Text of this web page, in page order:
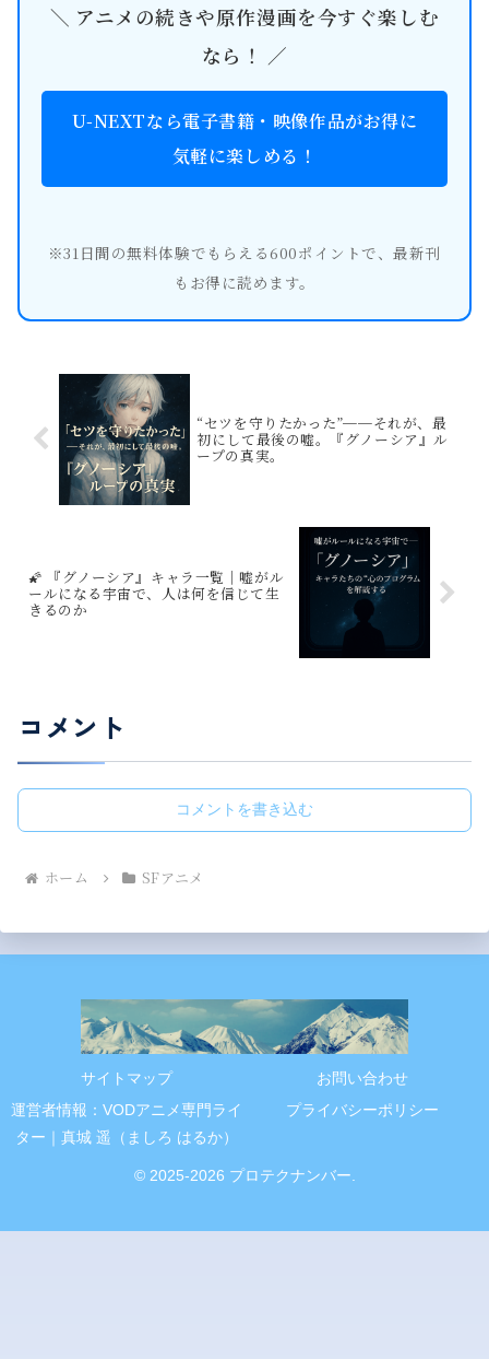
＼ アニメの続きや原作漫画を今すぐ楽しむ
なら！ ／
U-NEXTなら電子書籍・映像作品がお得に
気軽に楽しめる！
※31日間の無料体験でもらえる600ポイントで、最新刊
もお得に読めます。
“セツを守りたかった”──それが、最
初にして最後の嘘。『グノーシア』ル
ープの真実。
🌠 『グノーシア』キャラ一覧｜嘘がル
ールになる宇宙で、人は何を信じて生
きるのか
コメント
コメントを書き込む
ホーム SFアニメ
サイトマップ
お問い合わせ
運営者情報：VODアニメ専門ライ
ター｜真城 遥（ましろ はるか）
プライバシーポリシー
© 2025-2026 プロテクナンバー.